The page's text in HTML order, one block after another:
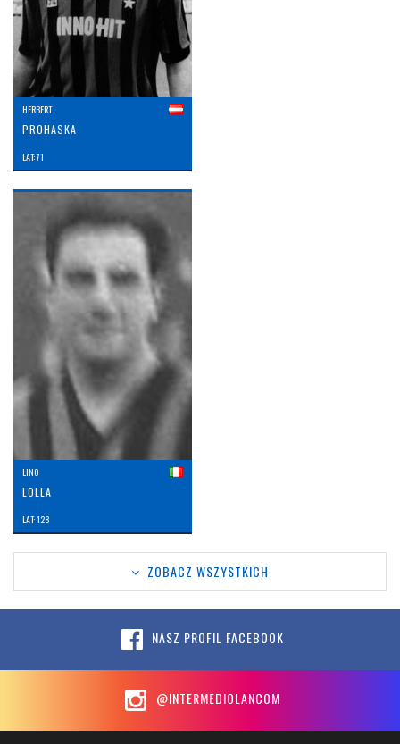
HERBERT
PROHASKA
LAT: 71
LINO
LOLLA
LAT: 128
ZOBACZ WSZYSTKICH
NASZ PROFIL FACEBOOK
@INTERMEDIOLANCOM